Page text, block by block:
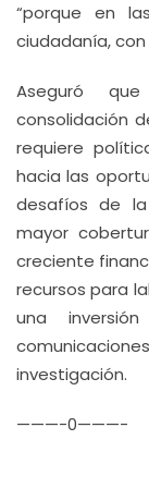
“porque en
ciudadanía,
Aseguró
consolidación
requiere
hacia las
desafíos de
mayor
creciente
recursos para
una
investigación.
———-0———-